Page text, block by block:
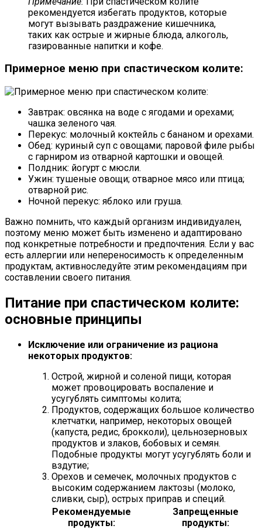
рекомендуется избегать продуктов, которые
могут вызывать раздражение кишечника,
таких как острые и жирные блюда, алкоголь,
газированные напитки и кофе.
Примерное меню при спастическом колите:
Завтрак: овсянка на воде с ягодами и орехами;
чашка зеленого чая.
Перекус: молочный коктейль с бананом и орехами.
Обед: куриный суп с овощами; паровой филе рыбы
с гарниром из отварной картошки и овощей.
Полдник: йогурт с мюсли.
Ужин: тушеные овощи; отварное мясо или птица;
отварной рис.
Ночной перекус: яблоко или груша.
Важно помнить, что каждый организм индивидуален,
поэтому меню может быть изменено и адаптировано
под конкретные потребности и предпочтения. Если у вас
есть аллергии или непереносимость к определенным
продуктам, активноследуйте этим рекомендациям при
составлении своего питания.
Питание при спастическом колите:
основные принципы
Исключение или ограничение из рациона
некоторых продуктов:
Острой, жирной и соленой пищи, которая
может провоцировать воспаление и
усугублять симптомы колита;
Продуктов, содержащих большое количество
клетчатки, например, некоторых овощей
(капуста, редис, брокколи), цельнозерновых
продуктов и злаков, бобовых и семян.
Подобные продукты могут усугублять боли и
вздутие;
Орехов и семечек, молочных продуктов с
высоким содержанием лактозы (молоко,
сливки, сыр), острых приправ и специй.
Рекомендуемые
продукты:
Запрещенные
продукты: